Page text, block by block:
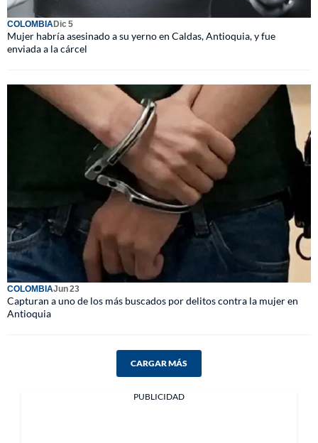
COLOMBIADic 5
Mujer habría asesinado a su yerno en Caldas, Antioquia, y fue
enviada a la cárcel
COLOMBIAJun 23
Capturan a uno de los más buscados por delitos contra la mujer en
Antioquia
CARGAR MÁS
PUBLICIDAD